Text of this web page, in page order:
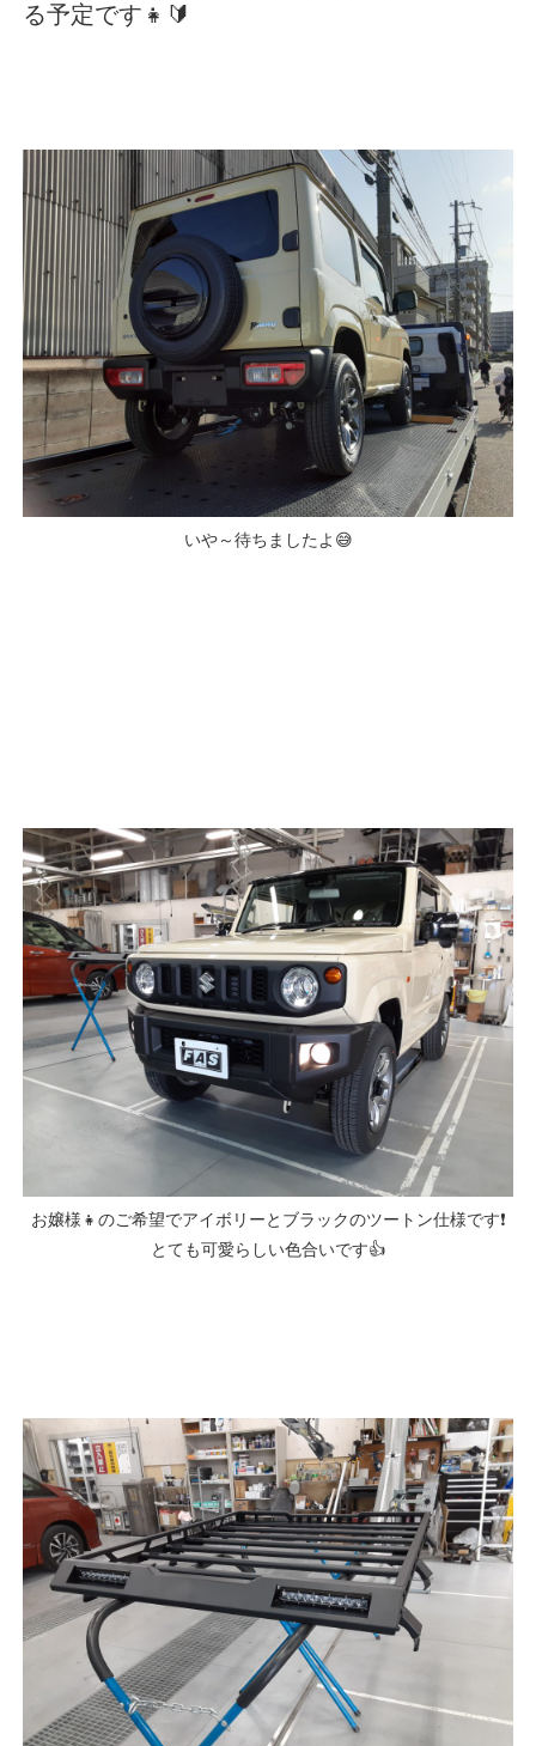
る予定です👧🔰
いや～待ちましたよ😅
お嬢様👧のご希望でアイボリーとブラックのツートン仕様です❗
とても可愛らしい色合いです👍